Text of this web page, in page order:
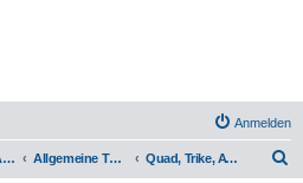
Anmelden
Kfz Forum - Auto, Motorrad und LKW Allgemeine Themen rund um Motorräder, Trikes, Quads, ATVs, zweirädrige Kleinkrafträder, Mopedautos und Microcars Quad, Trike, ATV und Mopedauto / Infos & Tipps